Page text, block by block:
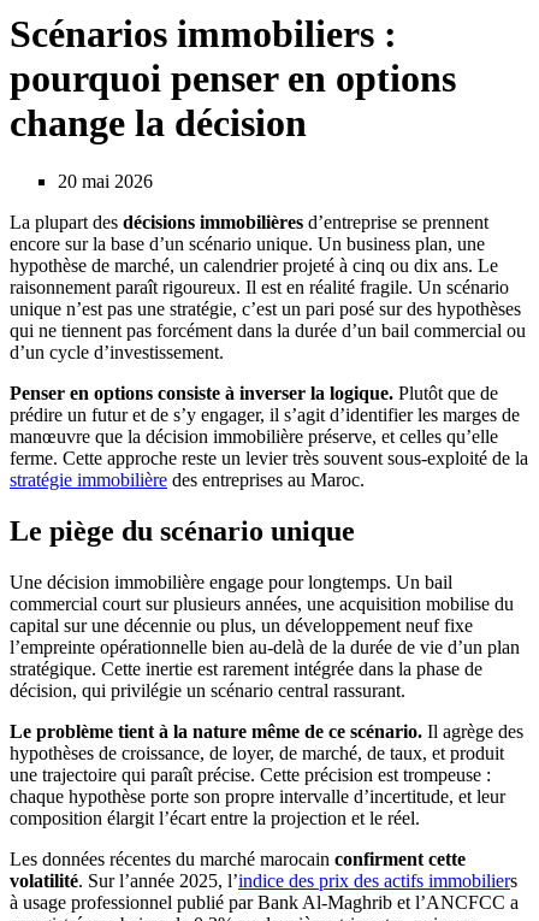
Scénarios immobiliers :
pourquoi penser en options
change la décision
20 mai 2026
La plupart des décisions immobilières d’entreprise se prennent
encore sur la base d’un scénario unique. Un business plan, une
hypothèse de marché, un calendrier projeté à cinq ou dix ans. Le
raisonnement paraît rigoureux. Il est en réalité fragile. Un scénario
unique n’est pas une stratégie, c’est un pari posé sur des hypothèses
qui ne tiennent pas forcément dans la durée d’un bail commercial ou
d’un cycle d’investissement.
Penser en options consiste à inverser la logique. Plutôt que de
prédire un futur et de s’y engager, il s’agit d’identifier les marges de
manœuvre que la décision immobilière préserve, et celles qu’elle
ferme. Cette approche reste un levier très souvent sous-exploité de la
stratégie immobilière des entreprises au Maroc.
Le piège du scénario unique
Une décision immobilière engage pour longtemps. Un bail
commercial court sur plusieurs années, une acquisition mobilise du
capital sur une décennie ou plus, un développement neuf fixe
l’empreinte opérationnelle bien au-delà de la durée de vie d’un plan
stratégique. Cette inertie est rarement intégrée dans la phase de
décision, qui privilégie un scénario central rassurant.
Le problème tient à la nature même de ce scénario. Il agrège des
hypothèses de croissance, de loyer, de marché, de taux, et produit
une trajectoire qui paraît précise. Cette précision est trompeuse :
chaque hypothèse porte son propre intervalle d’incertitude, et leur
composition élargit l’écart entre la projection et le réel.
Les données récentes du marché marocain confirment cette
volatilité. Sur l’année 2025, l’indice des prix des actifs immobiliers
à usage professionnel publié par Bank Al-Maghrib et l’ANCFCC a